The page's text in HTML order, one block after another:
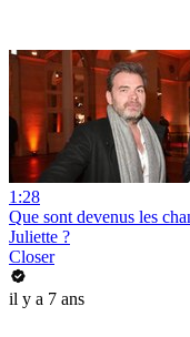
1:28
Que sont devenus les
Juliette ?
Closer
il y a 7 ans